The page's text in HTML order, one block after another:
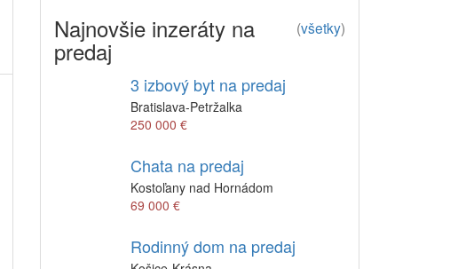
(všetky)
Najnovšie inzeráty na
predaj
3 izbový byt na predaj
Bratislava-Petržalka
250 000 €
Chata na predaj
Kostoľany nad Hornádom
69 000 €
Rodinný dom na predaj